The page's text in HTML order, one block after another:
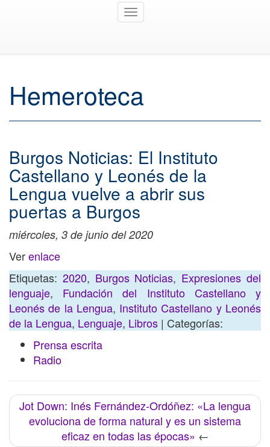
Toggle
Hemeroteca
Burgos Noticias: El Instituto
Castellano y Leonés de la
Lengua vuelve a abrir sus
puertas a Burgos
miércoles, 3 de junio del 2020
Verenlace
Etiquetas: 2020, Burgos Noticias, Expresiones del
lenguaje, Fundación del Instituto Castellano y
Leonés de la Lengua, Instituto Castellano y Leonés
de la Lengua, Lenguaje, Libros | Categorías:
Prensa escrita
Radio
Jot Down: Inés Fernández-Ordóñez: «La lengua
evoluciona de forma natural y es un sistema
eficaz en todas las épocas» ←